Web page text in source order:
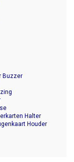
Buzzer
Halter
Houder